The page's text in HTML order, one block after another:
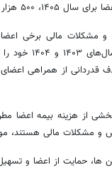
تومان اعلام شد.
و مشکلات مالی برخی
حمایتی اعلام
هدف قدردانی از همراهی
از هزینه بیمه اعضا
و مشکلات مالی هستند،
ها، حمایت از اعضا و